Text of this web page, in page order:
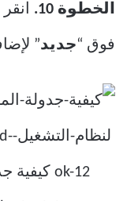
الخطوة 10.
فوق “جديد”